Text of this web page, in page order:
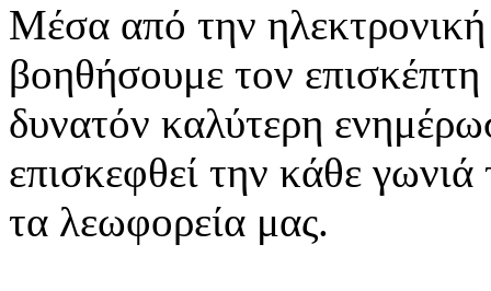
Μέσα από την ηλεκτρονική
βοηθήσουμε τον
δυνατόν καλύτερη
επισκεφθεί την κάθε
τα λεωφορεία μας.